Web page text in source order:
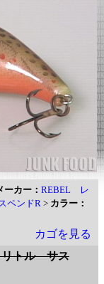
ーカー： REBEL レ
ペンドR > カラー：
カゴを見る
リトル サス